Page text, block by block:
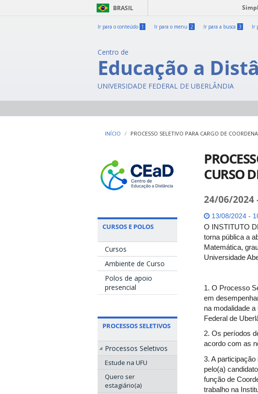
BRASIL
Ir para o conteúdo 1 Ir para o menu 2 Ir para a busca 3 Ir
Centro de
Educação a
UNIVERSIDADE FEDERAL DE UBERLÂNDIA
INÍCIO PROCESSO SELETIVO PARA CARGO DE
CURSOS E POLOS
Cursos
Ambiente de Curso
Polos de apoio
presencial
PROCESSOS SELETIVOS
Processos Seletivos
Estude na UFU
Quero ser
estagiário(a)
CURSO
24/06/2024
13/08/2024 -
O INSTITUTO
torna pública a
Matemática,
Universidade
1. O Processo
em
na modalidade
Federal de
2. Os períodos
acordo com as
3. A
pelo(a)
função de
trabalho na